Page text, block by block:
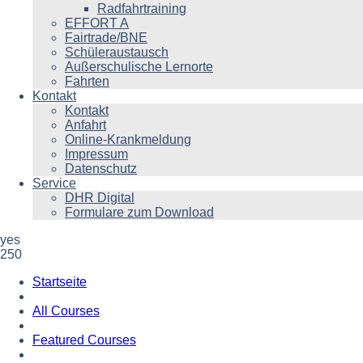
Radfahrtraining
EFFORT A
Fairtrade/BNE
Schüleraustausch
Außerschulische Lernorte
Fahrten
Kontakt
Kontakt
Anfahrt
Online-Krankmeldung
Impressum
Datenschutz
Service
DHR Digital
Formulare zum Download
yes
250
Startseite
All Courses
Featured Courses